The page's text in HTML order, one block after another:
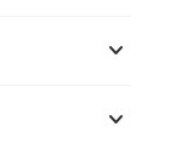
keyboard_arrow_down
keyboard_arrow_down